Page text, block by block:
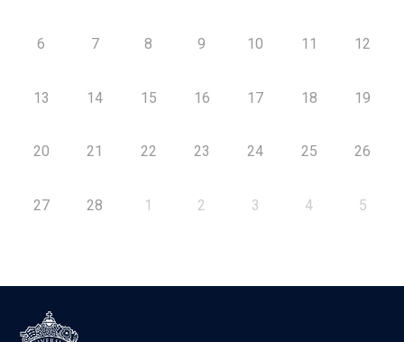
6 7 8 9 10 11 12
13 14 15 16 17 18 19
20 21 22 23 24 25 26
27 28 1 2 3 4 5